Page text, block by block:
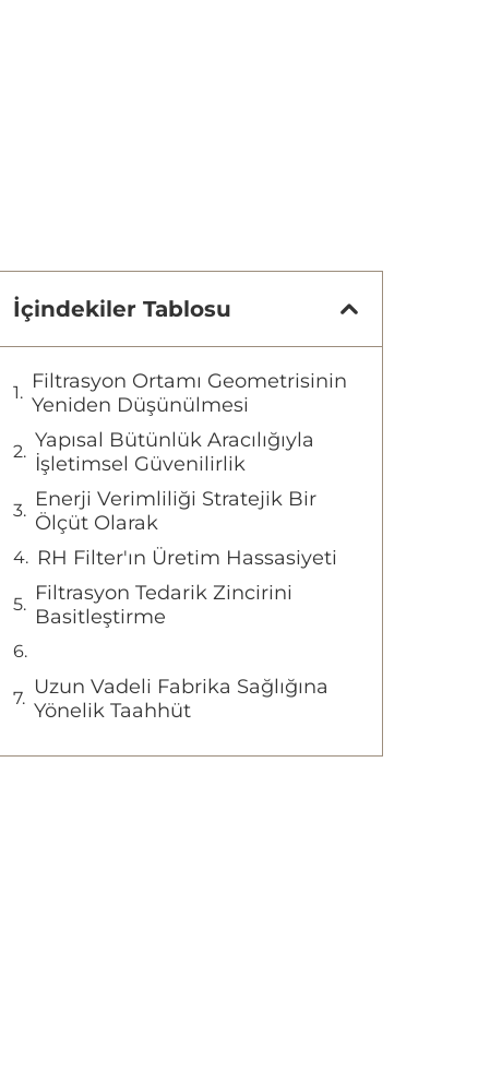
İçindekiler Tablosu
Filtrasyon Ortamı Geometrisinin
Yeniden Düşünülmesi
Yapısal Bütünlük Aracılığıyla
İşletimsel Güvenilirlik
Enerji Verimliliği Stratejik Bir
Ölçüt Olarak
RH Filter'ın Üretim Hassasiyeti
Filtrasyon Tedarik Zincirini
Basitleştirme
Uzun Vadeli Fabrika Sağlığına
Yönelik Taahhüt